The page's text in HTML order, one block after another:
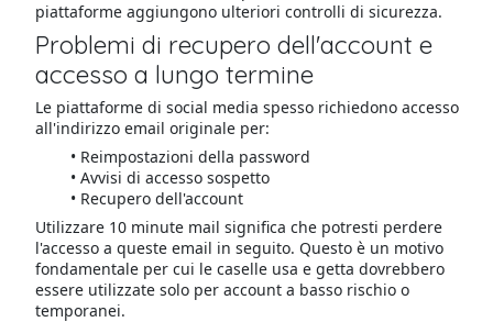
piattaforme aggiungono ulteriori controlli di sicurezza.
Problemi di recupero dell'account e
accesso a lungo termine
Le piattaforme di social media spesso richiedono accesso
all'indirizzo email originale per:
Reimpostazioni della password
Avvisi di accesso sospetto
Recupero dell'account
Utilizzare 10 minute mail significa che potresti perdere
l'accesso a queste email in seguito. Questo è un motivo
fondamentale per cui le caselle usa e getta dovrebbero
essere utilizzate solo per account a basso rischio o
temporanei.